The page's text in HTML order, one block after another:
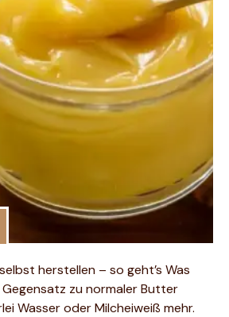
herstellen – so geht’s Was
zu normaler Butter
Wasser oder Milcheiweiß mehr.